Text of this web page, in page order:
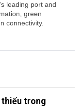
leading port and
green
connectivity.
thiếu trong